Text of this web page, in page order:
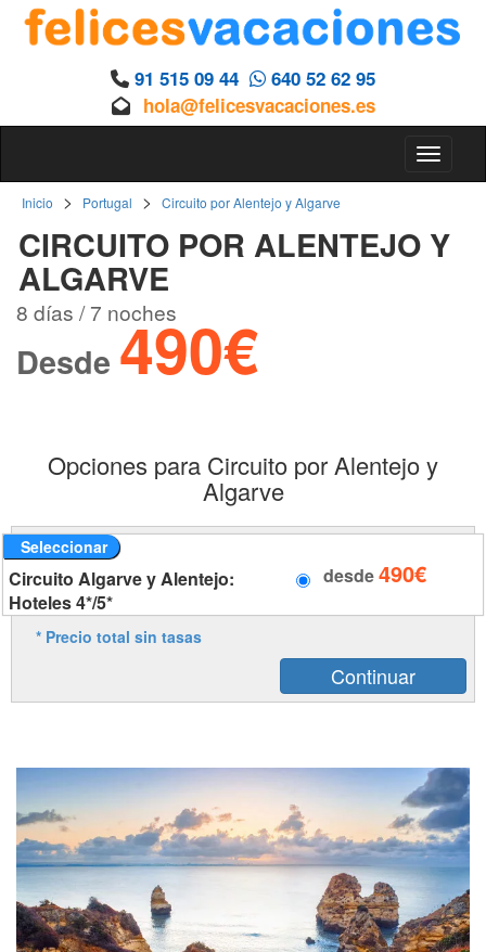
91 515 09 44
640 52 62 95
hola@felicesvacaciones.es
Inicio > Portugal > Circuito por Alentejo y Algarve
CIRCUITO POR ALENTEJO Y
ALGARVE
8 días / 7 noches
Desde 490€
Opciones para Circuito por Alentejo y
Algarve
Seleccionar
Circuito Algarve y Alentejo:
Hoteles 4*/5*
desde490€
* Precio total sin tasas